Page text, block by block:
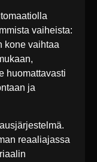
vaiheista:
kone vaihtaa
huomattavasti
ja
reaaliajassa